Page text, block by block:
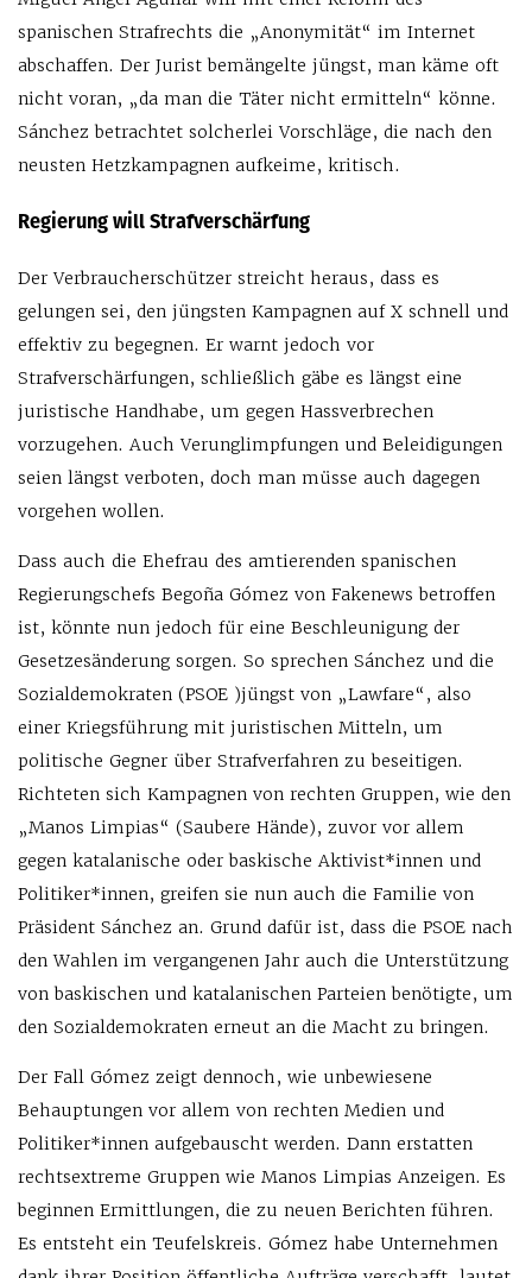
spanischen Strafrechts die „Anonymität“ im Internet
abschaffen. Der Jurist bemängelte jüngst, man käme oft
nicht voran, „da man die Täter nicht ermitteln“ könne.
Sánchez betrachtet solcherlei Vorschläge, die nach den
neusten Hetzkampagnen aufkeime, kritisch.
Regierung will Strafverschärfung
Der Verbraucherschützer streicht heraus, dass es
gelungen sei, den jüngsten Kampagnen auf X schnell und
effektiv zu begegnen. Er warnt jedoch vor
Strafverschärfungen, schließlich gäbe es längst eine
juristische Handhabe, um gegen Hassverbrechen
vorzugehen. Auch Verunglimpfungen und Beleidigungen
seien längst verboten, doch man müsse auch dagegen
vorgehen wollen.
Dass auch die Ehefrau des amtierenden spanischen
Regierungschefs Begoña Gómez von Fakenews betroffen
ist, könnte nun jedoch für eine Beschleunigung der
Gesetzesänderung sorgen. So sprechen Sánchez und die
Sozialdemokraten (PSOE )jüngst von „Lawfare“, also
einer Kriegsführung mit juristischen Mitteln, um
politische Gegner über Strafverfahren zu beseitigen.
Richteten sich Kampagnen von rechten Gruppen, wie den
„Manos Limpias“ (Saubere Hände), zuvor vor allem
gegen katalanische oder baskische Aktivist*innen und
Politiker*innen, greifen sie nun auch die Familie von
Präsident Sánchez an. Grund dafür ist, dass die PSOE nach
den Wahlen im vergangenen Jahr auch die Unterstützung
von baskischen und katalanischen Parteien benötigte, um
den Sozialdemokraten erneut an die Macht zu bringen.
Der Fall Gómez zeigt dennoch, wie unbewiesene
Behauptungen vor allem von rechten Medien und
Politiker*innen aufgebauscht werden. Dann erstatten
rechtsextreme Gruppen wie Manos Limpias Anzeigen. Es
beginnen Ermittlungen, die zu neuen Berichten führen.
Es entsteht ein Teufelskreis. Gómez habe Unternehmen